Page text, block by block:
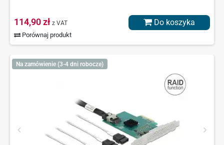
114,90 zł z VAT
Porównaj produkt
Do koszyka
Na zamówienie (3-4 dni robocze)